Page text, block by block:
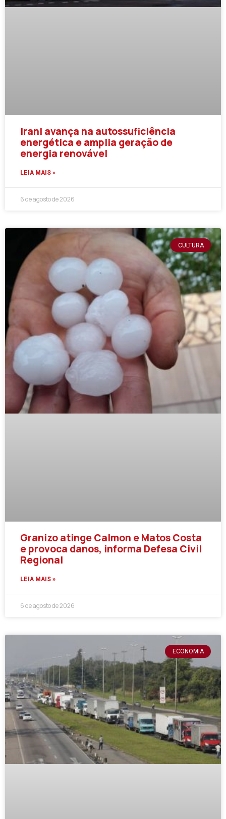
Irani avança na autossuficiência
energética e amplia geração de
energia renovável
LEIA MAIS »
6 de agosto de 2026
CULTURA
Granizo atinge Calmon e Matos Costa
e provoca danos, informa Defesa Civil
Regional
LEIA MAIS »
6 de agosto de 2026
ECONOMIA